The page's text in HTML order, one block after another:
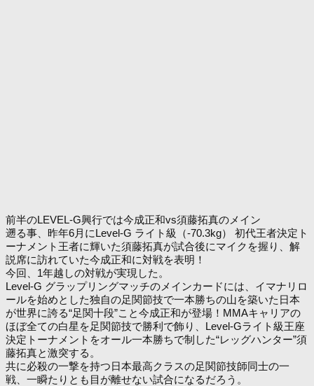
前半のLEVEL-G興行では今成正和vs須藤拓真のメイン
遡る事、昨年6月にLevel-G ライト級（-70.3kg） 初代王者決定ト
ーナメント王者に輝いた須藤拓真が試合後にマイクを握り、解
説席に訪れていた今成正和に対戦を表明！
今回、1年越しの対戦が実現した。
Level-G グラップリングマッチのメインカードには、イマナリロ
ールを始めとした独自の足関節技で一本勝ちの山を築いた日本
が世界に誇る“足関十段”こと今成正和が登場！MMAキャリアの
ほぼ全ての白星を足関節技で勝利で飾り、Level-Gライト級王座
決定トーナメントをオール一本勝ちで制した“レッグハンター”須
藤拓真と激突する。
共に必殺の一撃を持つ日本最高クラスの足関節技師同士の一
戦、一瞬たりとも目が離せない試合になるだろう。